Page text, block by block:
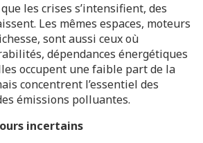
les crises s’intensifient, des
Les mêmes espaces, moteurs
sont aussi ceux où
dépendances énergétiques
occupent une faible part de la
concentrent l’essentiel des
émissions polluantes.
incertains